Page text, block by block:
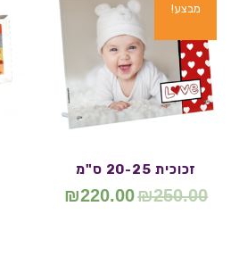
מבצע!
זכוכית 20-25 ס"מ
₪250.00
₪220.00